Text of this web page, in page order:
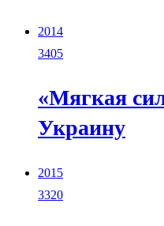
2014
3405
«Мягкая
Украину
2015
3320